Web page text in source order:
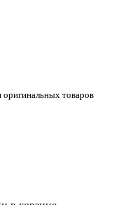
оригинальных товаров